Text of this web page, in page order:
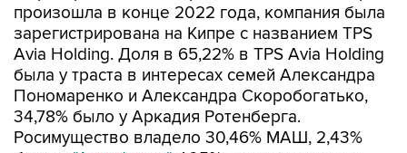
Avia Holding. Доля в 65,22% в TPS Avia Holding
была у траста в интересах семей Александра
Пономаренко и Александра Скоробогатько,
34,78% было у Аркадия Ротенберга.
Росимущество владело 30,46% МАШ, 2,43%
было у "Аэрофлота", 1,05% - у менеджмента
аэропорта.